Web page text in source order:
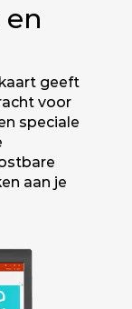
geeft
voor
speciale
aan je